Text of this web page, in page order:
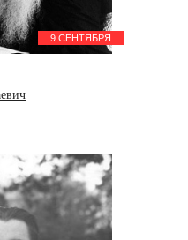
9 СЕНТЯБРЯ